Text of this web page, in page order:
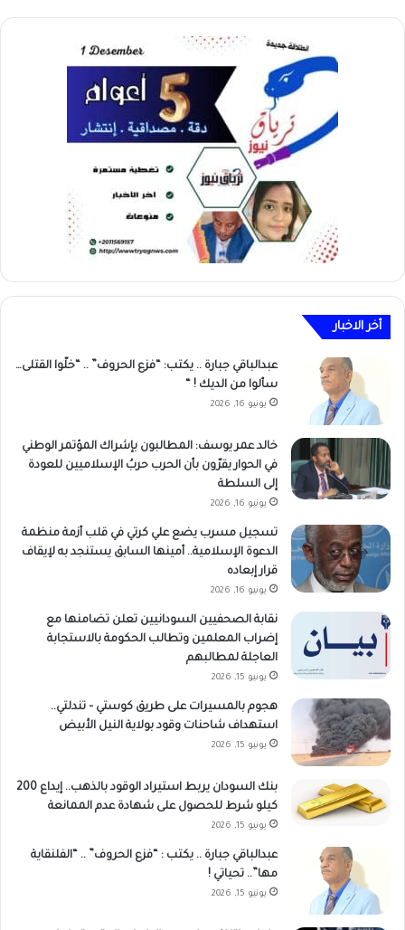
أخر الاخبار
عبدالباقي جبارة .. يكتب: “فزع الحروف” .. “خلّوا القتلى…
سألوا من الديك ! “
يونيو 16, 2026
خالد عمر يوسف: المطالبون بإشراك المؤتمر الوطني
في الحوار يقرّون بأن الحرب حربُ الإسلاميين للعودة
إلى السلطة
يونيو 16, 2026
تسجيل مسرب يضع علي كرتي في قلب أزمة منظمة
الدعوة الإسلامية.. أمينها السابق يستنجد به لإيقاف
قرار إبعاده
يونيو 16, 2026
نقابة الصحفيين السودانيين تعلن تضامنها مع
إضراب المعلمين وتطالب الحكومة بالاستجابة
العاجلة لمطالبهم
يونيو 15, 2026
هجوم بالمسيرات على طريق كوستي – تندلتي..
استهداف شاحنات وقود بولاية النيل الأبيض
يونيو 15, 2026
بنك السودان يربط استيراد الوقود بالذهب.. إيداع 200
كيلو شرط للحصول على شهادة عدم الممانعة
يونيو 15, 2026
عبدالباقي جبارة .. يكتب : “فزع الحروف” .. “الفلنقاية
مها”.. تحياتي !
يونيو 15, 2026